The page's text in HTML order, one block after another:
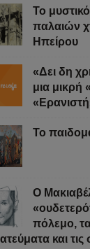
Το
παλαιών
Ηπείρου
«Δει δη
μια μικρή
Το
O
πόλεμο,
και τις